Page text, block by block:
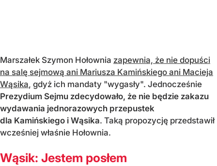
Marszałek Szymon Hołownia zapewnia, że nie dopuści
na salę sejmową ani Mariusza Kamińskiego ani Macieja
Wąsika, gdyż ich mandaty "wygasły". Jednocześnie
Prezydium Sejmu zdecydowało, że nie będzie zakazu
wydawania jednorazowych przepustek
dla Kamińskiego i Wąsika. Taką propozycję przedstawił
wcześniej właśnie Hołownia.
Wąsik: Jestem posłem